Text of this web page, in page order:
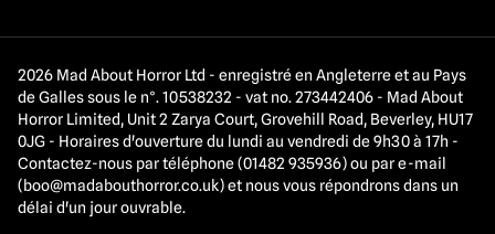
2026 Mad About Horror Ltd - enregistré en Angleterre et au Pays
de Galles sous le n°. 10538232 - vat no. 273442406 - Mad About
Horror Limited, Unit 2 Zarya Court, Grovehill Road, Beverley, HU17
0JG - Horaires d'ouverture du lundi au vendredi de 9h30 à 17h -
Contactez-nous par téléphone (01482 935936) ou par e-mail
(boo@madabouthorror.co.uk) et nous vous répondrons dans un
délai d'un jour ouvrable.